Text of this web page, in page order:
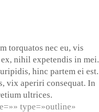
torquatos nec eu, vis
nihil expetendis in mei.
hinc partem ei est.
vix aperiri consequat. In
ultrices.
type=»outline»